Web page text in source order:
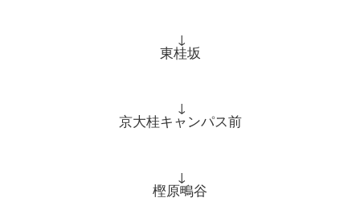
↓
東桂坂
↓
京大桂キャンパス前
↓
樫原鴫谷